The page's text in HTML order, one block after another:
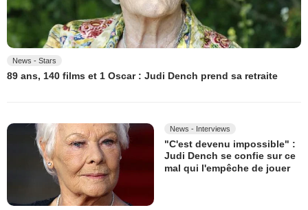
News - Stars
89 ans, 140 films et 1 Oscar : Judi Dench prend sa retraite
News - Interviews
"C'est devenu impossible" :
Judi Dench se confie sur ce
mal qui l'empêche de jouer